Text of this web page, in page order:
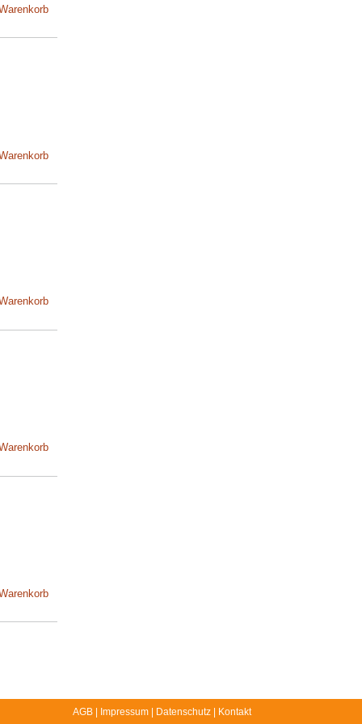
AGB Impressum Datenschutz Kontakt